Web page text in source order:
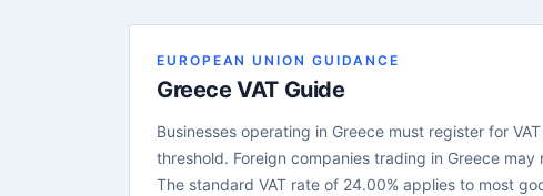
EUROPEAN UNION GUIDANCE
Greece VAT Guide
Businesses operating in Greece must register for
threshold. Foreign companies trading in Greece
The standard VAT rate of 24.00% applies to most